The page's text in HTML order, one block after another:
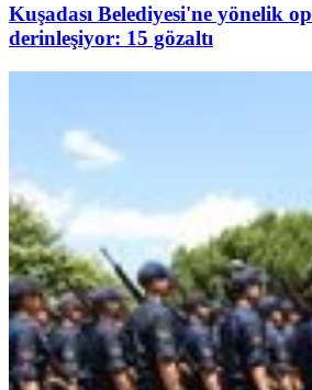
Kuşadası Belediyesi'ne yönelik
derinleşiyor: 15 gözaltı